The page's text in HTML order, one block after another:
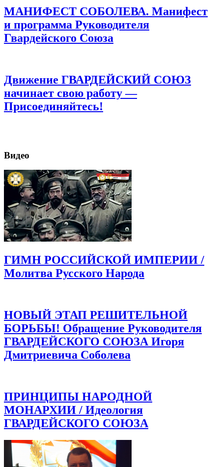
МАНИФЕСТ СОБОЛЕВА. Манифест
и программа Руководителя
Гвардейского Союза
Движение ГВАРДЕЙСКИЙ СОЮЗ
начинает свою работу —
Присоединяйтесь!
Видео
ГИМН РОССИЙСКОЙ ИМПЕРИИ /
Молитва Русского Народа
НОВЫЙ ЭТАП РЕШИТЕЛЬНОЙ
БОРЬБЫ! Обращение Руководителя
ГВАРДЕЙСКОГО СОЮЗА Игоря
Дмитриевича Соболева
ПРИНЦИПЫ НАРОДНОЙ
МОНАРХИИ / Идеология
ГВАРДЕЙСКОГО СОЮЗА